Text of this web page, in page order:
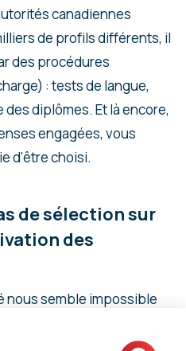
canadiennes
de profils différents, il
des procédures
: tests de langue,
diplômes. Et là encore,
engagées, vous
d’être choisi.
de sélection sur
des
nous semble impossible